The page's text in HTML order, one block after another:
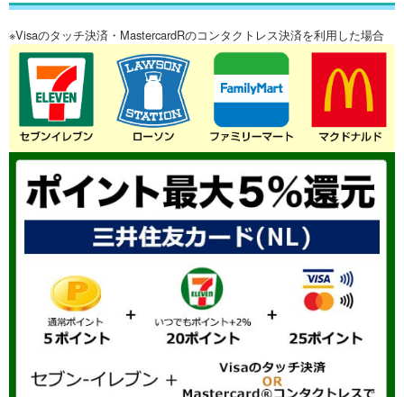
※Visaのタッチ決済・MastercardRのコンタクトレス決済を利用した場合